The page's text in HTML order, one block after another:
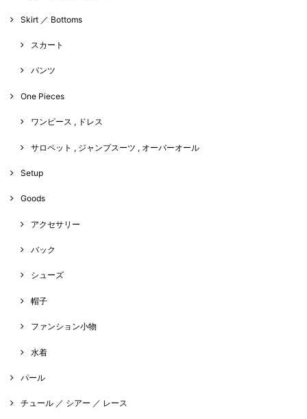
Skirt ／ Bottoms
スカート
パンツ
One Pieces
ワンピース , ドレス
サロペット , ジャンプスーツ , オーバーオール
Setup
Goods
アクセサリー
バック
シューズ
帽子
ファンション小物
水着
パール
チュール ／ シアー ／ レース